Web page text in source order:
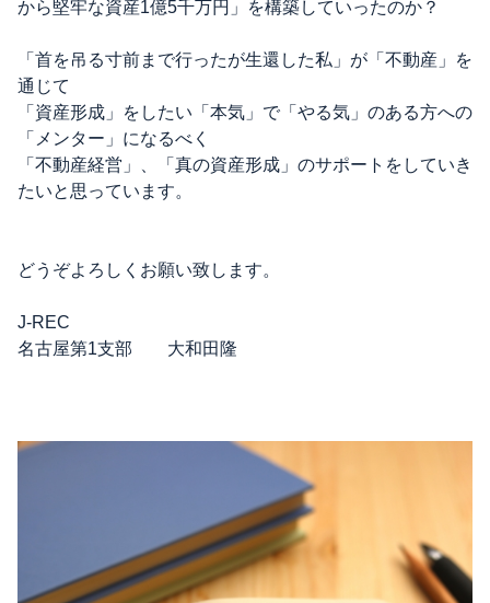
から堅牢な資産1億5千万円」を構築していったのか？
「首を吊る寸前まで行ったが生還した私」が「不動産」を
通じて
「資産形成」をしたい「本気」で「やる気」のある方への
「メンター」になるべく
「不動産経営」、「真の資産形成」のサポートをしていき
たいと思っています。
どうぞよろしくお願い致します。
J-REC
名古屋第1支部 大和田隆